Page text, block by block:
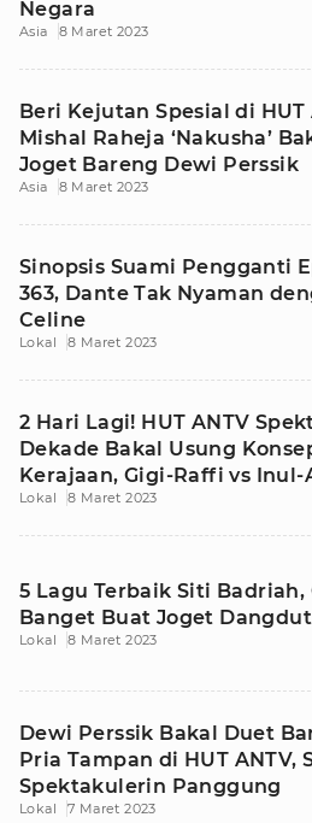
Negara
Asia 8 Maret 2023
Beri Kejutan Spesial di HUT
Mishal Raheja ‘Nakusha’
Joget Bareng Dewi Perssik
Asia 8 Maret 2023
Sinopsis Suami Pengganti
363, Dante Tak Nyaman
Celine
Lokal 8 Maret 2023
2 Hari Lagi! HUT ANTV
Dekade Bakal Usung
Kerajaan, Gigi-Raffi vs Inul-
Lokal 8 Maret 2023
5 Lagu Terbaik Siti Badriah,
Banget Buat Joget
Lokal 8 Maret 2023
Dewi Perssik Bakal Duet
Pria Tampan di HUT ANTV,
Spektakulerin Panggung
Lokal 7 Maret 2023